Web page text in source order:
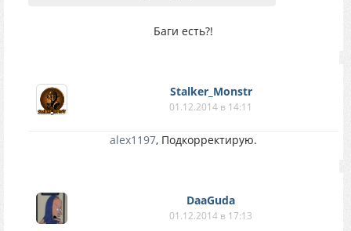
Баги есть?!
Stalker_Monstr
01.12.2014 в 14:11
alex1197, Подкорректирую.
DaaGuda
01.12.2014 в 17:13